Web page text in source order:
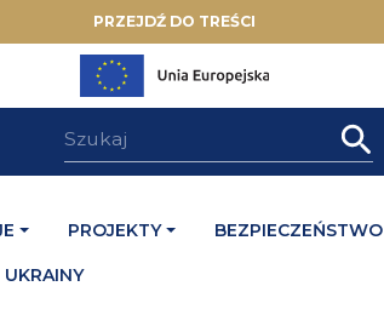
PRZEJDŹ DO TREŚCI
PROJEKTY